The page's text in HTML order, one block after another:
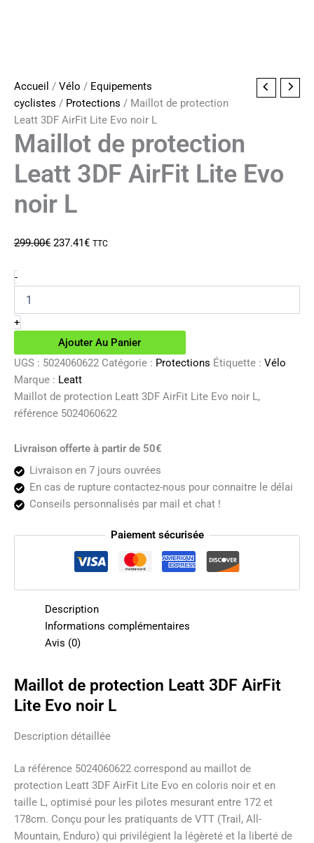
Accueil / Vélo / Equipements
cyclistes / Protections / Maillot de protection
Leatt 3DF AirFit Lite Evo noir L
Maillot de protection
Leatt 3DF AirFit Lite Evo
noir L
299.00€ Le
237.41€Le
TTC
-quantité
de
Maillot
de
protection
3DF
AirFit
Evo
noir
+
Ajouter Au Panier
UGS : 5024060622 Catégorie : Protections Étiquette : Vélo
Marque : Leatt
Maillot de protection Leatt 3DF AirFit Lite Evo noir L,
référence 5024060622
Livraison offerte à partir de 50€
Livraison en 7 jours ouvrées
En cas de rupture contactez-nous pour connaitre le délai
Conseils personnalisés par mail et chat !
Paiement sécurisée
Description
Informations complémentaires
Avis (0)
Maillot de protection Leatt 3DF AirFit
Lite Evo noir L
Description détaillée
La référence 5024060622 correspond au maillot de
protection Leatt 3DF AirFit Lite Evo en coloris noir et en
taille L, optimisé pour les pilotes mesurant entre 172 et
178cm. Conçu pour les pratiquants de VTT (Trail, All-
Mountain, Enduro) qui privilégient la légèreté et la liberté de